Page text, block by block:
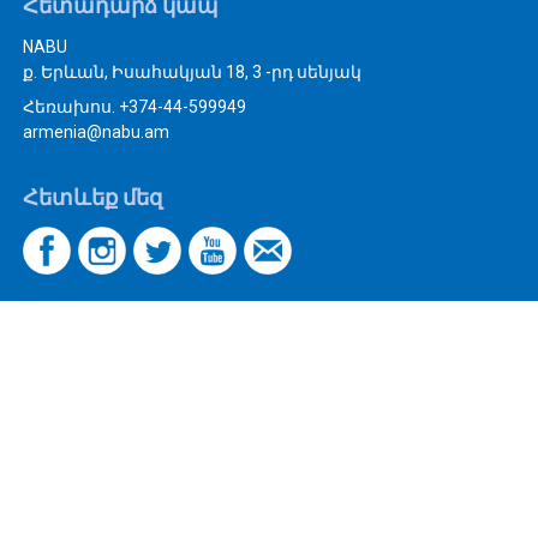
Հետադարձ կապ
NABU
ք. Երևան, Իսահակյան 18, 3 -րդ սենյակ
Հեռախոս. +374-44-599949
armenia@nabu.am
Հետևեք մեզ